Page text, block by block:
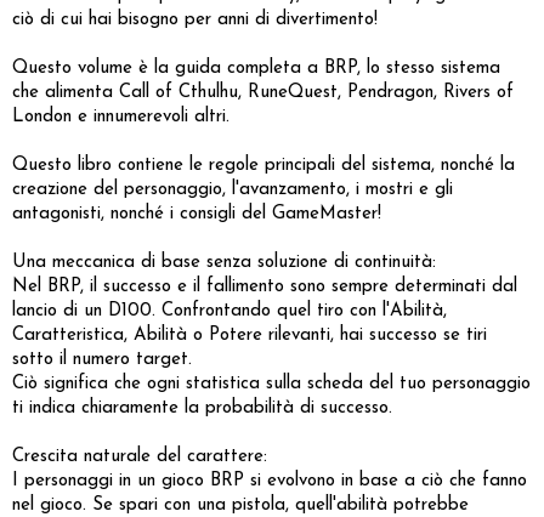
ciò di cui hai bisogno per anni di divertimento!
Questo volume è la guida completa a BRP, lo stesso sistema
che alimenta Call of Cthulhu, RuneQuest, Pendragon, Rivers of
London e innumerevoli altri.
Questo libro contiene le regole principali del sistema, nonché la
creazione del personaggio, l'avanzamento, i mostri e gli
antagonisti, nonché i consigli del GameMaster!
Una meccanica di base senza soluzione di continuità:
Nel BRP, il successo e il fallimento sono sempre determinati dal
lancio di un D100. Confrontando quel tiro con l'Abilità,
Caratteristica, Abilità o Potere rilevanti, hai successo se tiri
sotto il numero target.
Ciò significa che ogni statistica sulla scheda del tuo personaggio
ti indica chiaramente la probabilità di successo.
Crescita naturale del carattere:
I personaggi in un gioco BRP si evolvono in base a ciò che fanno
nel gioco. Se spari con una pistola, quell'abilità potrebbe